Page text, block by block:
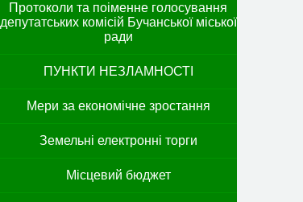
Протоколи та поіменне голосування
депутатських комісій Бучанської міської
ради
ПУНКТИ НЕЗЛАМНОСТІ
Мери за економічне зростання
Земельні електронні торги
Місцевий бюджет